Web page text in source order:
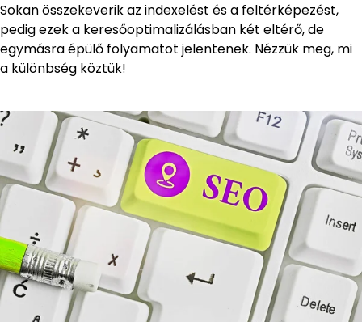
Sokan összekeverik az indexelést és a feltérképezést,
pedig ezek a keresőoptimalizálásban két eltérő, de
egymásra épülő folyamatot jelentenek. Nézzük meg, mi
a különbség köztük!